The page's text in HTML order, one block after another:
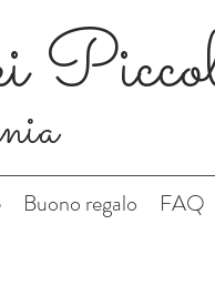
Buono regalo FAQ